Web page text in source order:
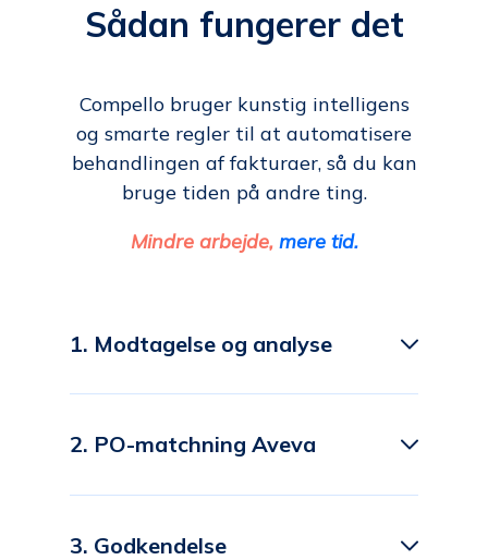
Sådan fungerer det
Compello bruger kunstig intelligens
og smarte regler til at automatisere
behandlingen af fakturaer, så du kan
bruge tiden på andre ting.
Mindre arbejde, mere tid.
1. Modtagelse og analyse
2. PO-matchning Aveva
3. Godkendelse